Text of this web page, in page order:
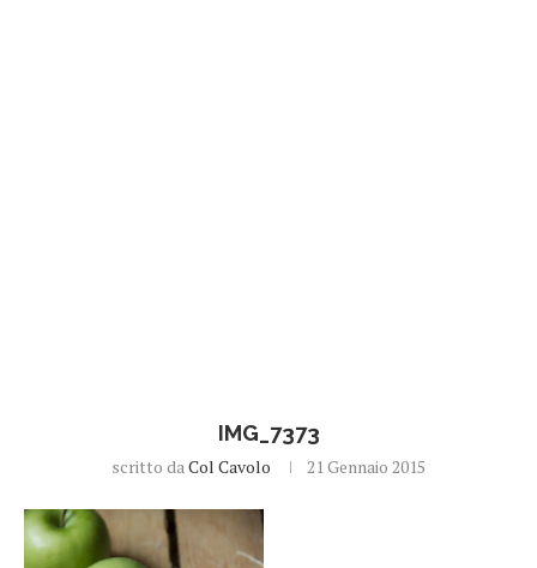
IMG_7373
scritto daCol Cavolo 21 Gennaio 2015